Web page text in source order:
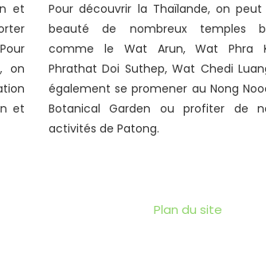
et
on
et
Pour découvrir la Thaïlande, on
beauté de nombreux temples
comme le Wat Arun, Wat Phra
Phrathat Doi Suthep, Wat Chedi
également se promener au Nong
Botanical Garden ou profiter de
activités de Patong.
Plan du site